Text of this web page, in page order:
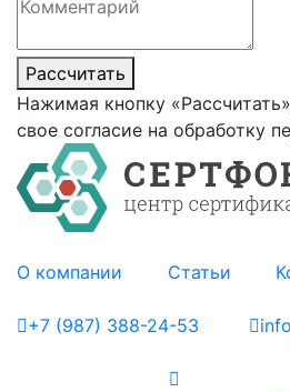
Рассчитать
Нажимая кнопку
свое согласие на обработку
О компании Статьи
+7 (987) 388-24-53